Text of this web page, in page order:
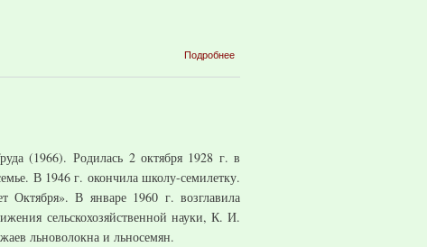
Подробнее
Прокофьевич
(1966). Родилась 2 октября 1928 г. в
В 1946 г. окончила школу-семилетку.
В январе 1960 г. возглавила
сельскохозяйственной науки, К. И.
льноволокна и льносемян.